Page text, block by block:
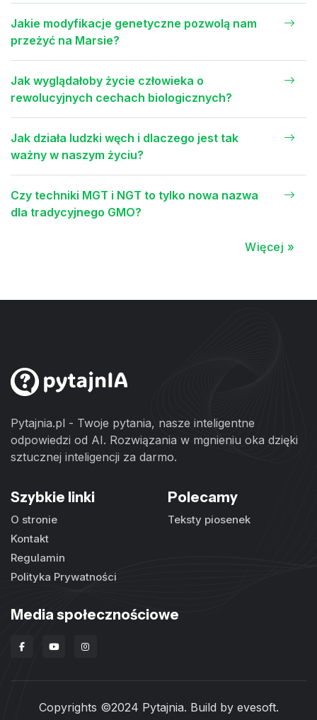
Jakie modyfikacje genetyczne pozwolą nam
przeżyć na Marsie?
Jak wyglądałoby życie człowieka o
rewolucyjnych cechach biologicznych?
Jak działa ludzki węch i dlaczego jest tak
ważny w naszym życiu?
Czy techniki MGT i NGT to tylko nowa nazwa
dla tradycyjnego GMO?
Więcej »
Pytajnia.pl - Twoje pytania, nasze inteligentne
odpowiedzi od AI. Rozwiązania w mgnieniu oka dzięki
sztucznej inteligencji za darmo.
Szybkie linki
O stronie
Kontakt
Regulamin
Polityka Prywatności
Polecamy
Teksty piosenek
Media społecznościowe
Copyrights ©2024 Pytajnia. Build by evesoft.